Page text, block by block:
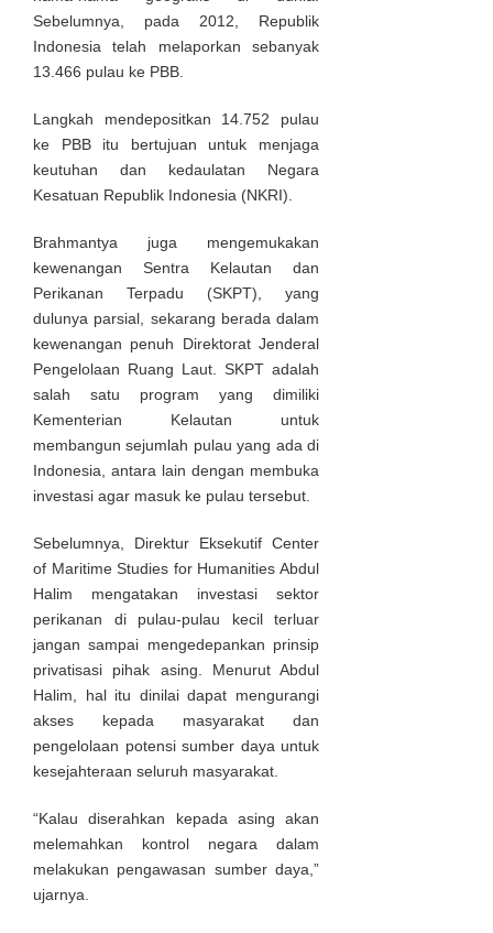
Sebelumnya, pada 2012, Republik
Indonesia telah melaporkan sebanyak
13.466 pulau ke PBB.
Langkah mendepositkan 14.752 pulau
ke PBB itu bertujuan untuk menjaga
keutuhan dan kedaulatan Negara
Kesatuan Republik Indonesia (NKRI).
Brahmantya juga mengemukakan
kewenangan Sentra Kelautan dan
Perikanan Terpadu (SKPT), yang
dulunya parsial, sekarang berada dalam
kewenangan penuh Direktorat Jenderal
Pengelolaan Ruang Laut. SKPT adalah
salah satu program yang dimiliki
Kementerian Kelautan untuk
membangun sejumlah pulau yang ada di
Indonesia, antara lain dengan membuka
investasi agar masuk ke pulau tersebut.
Sebelumnya, Direktur Eksekutif Center
of Maritime Studies for Humanities Abdul
Halim mengatakan investasi sektor
perikanan di pulau-pulau kecil terluar
jangan sampai mengedepankan prinsip
privatisasi pihak asing. Menurut Abdul
Halim, hal itu dinilai dapat mengurangi
akses kepada masyarakat dan
pengelolaan potensi sumber daya untuk
kesejahteraan seluruh masyarakat.
“Kalau diserahkan kepada asing akan
melemahkan kontrol negara dalam
melakukan pengawasan sumber daya,”
ujarnya.